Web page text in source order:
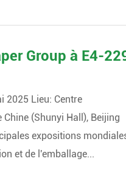
Group à E4-
2025 Lieu: Centre
(Shunyi Hall), Beijing
expositions
et de l'emballage...